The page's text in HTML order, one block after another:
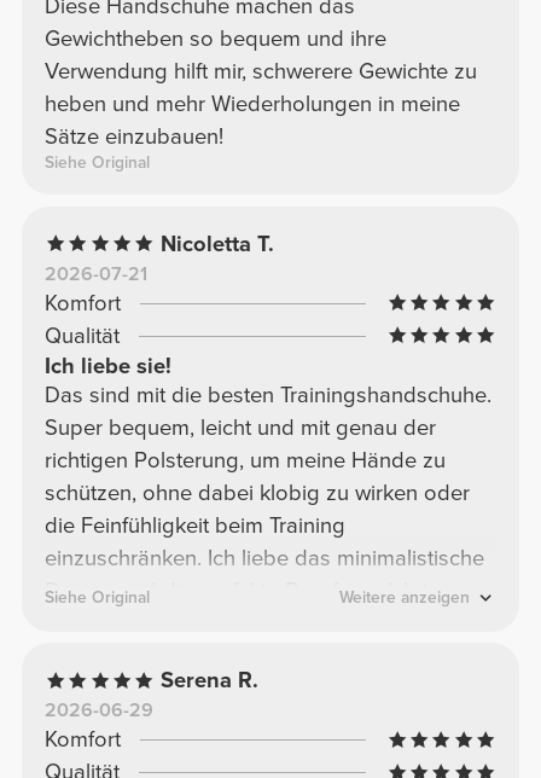
Diese Handschuhe machen das
Gewichtheben so bequem und ihre
Verwendung hilft mir, schwerere Gewichte zu
heben und mehr Wiederholungen in meine
Sätze einzubauen!
Siehe Original
Nicoletta T.
2026-07-21
Komfort
Qualität
Ich liebe sie!
Das sind mit die besten Trainingshandschuhe.
Super bequem, leicht und mit genau der
richtigen Polsterung, um meine Hände zu
schützen, ohne dabei klobig zu wirken oder
die Feinfühligkeit beim Training
einzuschränken. Ich liebe das minimalistische
Design und die perfekte Passform. Ich trage
stylisch! Für mich ein absolutes Must-have.
Siehe Original Weitere anzeigen
Serena R.
2026-06-29
Komfort
Qualität